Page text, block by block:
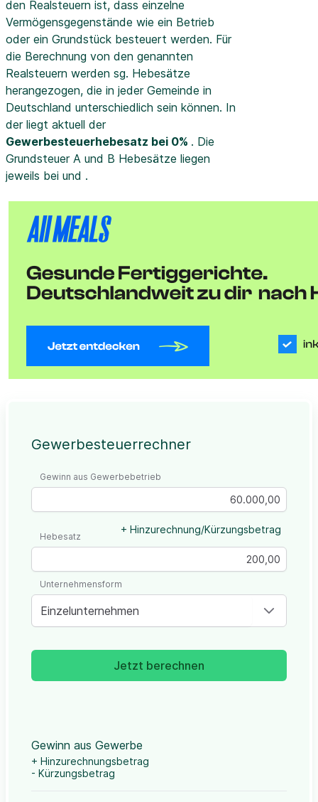
den Realsteuern ist, dass einzelne
Vermögensgegenstände wie ein Betrieb
oder ein Grundstück besteuert werden. Für
die Berechnung von den genannten
Realsteuern werden sg. Hebesätze
herangezogen, die in jeder Gemeinde in
Deutschland unterschiedlich sein können. In
der liegt aktuell der
Gewerbesteuerhebesatz bei 0% . Die
Grundsteuer A und B Hebesätze liegen
jeweils bei und .
Gewerbesteuerrechner
Gewinn aus Gewerbebetrieb
+ Hinzurechnung/Kürzungsbetrag
Hebesatz
Einzelunternehmen
Unternehmensform
Jetzt berechnen
Gewinn aus Gewerbe
+ Hinzurechnungsbetrag
- Kürzungsbetrag